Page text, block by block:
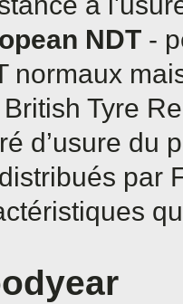
NDT -
normaux
Tyre
d’usure du
par